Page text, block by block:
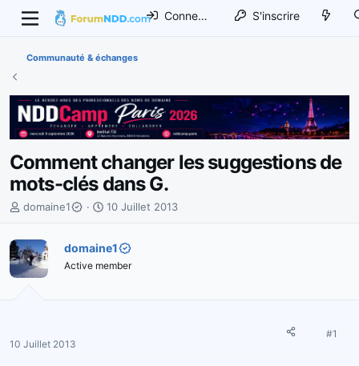
Connexion S'inscrire
Communauté & échanges
Comment changer les suggestions de
mots-clés dans G.
I
i
t
i
r
domaine1
D
e
d
10 Juillet 2013
domaine1
Active member
10 Juillet 2013
#1